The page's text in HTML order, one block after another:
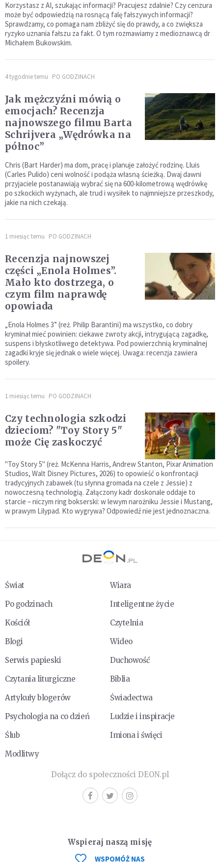
Korzystasz z AI, szukając informacji? Pracujesz zdalnie? Czy cenzura
może być odpowiedzią na rosnącą falę fałszywych informacji?
Sprawdzamy, co pomaga nam zbliżyć się do prawdy, a co zwiększa
ryzyko uznania fałszu za fakt. O tym rozmawiamy z medioznawcą dr
Michałem Bukowskim.
4 tygodnie temu PO GODZINACH
Jak mężczyźni mówią o
emocjach? Recenzja
najnowszego filmu Barta
Schrijvera „Wędrówka na
północ”
Chris (Bart Harder) ma dom, pracę i planuje założyć rodzinę. Lluis
(Carles Pulido) ceni wolność i podąża własną ścieżką. Dwaj dawni
przyjaciele postanawiają wybrać się na 600-kilometrową wędrówkę
po szkockich wyżynach, ale trud i wysiłek to najmniejsze przeszkody,
jakie na nich czekają.
1 miesiąc temu PO GODZINACH
Recenzja najnowszej
części „Enola Holmes”.
Mało kto dostrzega, o
czym film naprawdę
opowiada
„Enola Holmes 3” (reż. Philip Barantini) ma wszystko, co dobry
kryminał mieć powinien: ciekawe zwroty akcji, intrygującą zagadkę,
suspens i błyskotliwego detektywa. Pod powierzchnią kryminalnej
zagadki kryje się jednak o wiele więcej. Uwaga: recenzja zawiera
spoilery.
1 miesiąc temu PO GODZINACH
Czy technologia szkodzi
dzieciom? "Toy Story 5"
może Cię zaskoczyć
"Toy Story 5" (reż. McKenna Harris, Andrew Stanton, Pixar Animation
Studios, Walt Disney Pictures, 2026) to opowieść o konfrontacji
tradycyjnych zabawek (tu słynna gromada na czele z Jessie) z
nowoczesną technologią. Załączony kadr doskonale oddaje to
starcie – niczym ring bokserski: w lewym narożniku Jessie i Mustang,
w prawym Lilypad. Kto wygrywa? Odpowiedź nie jest jednoznaczna.
Świat
Wiara
Po godzinach
Inteligentne życie
Kościół
Czytelnia
Blogi
Wideo
Serwis papieski
Duchowość
Czytania liturgiczne
Biblia
Artykuły blogerów
Świadectwa
Psychologia na co dzień
Ludzie i inspiracje
Ślub
Imiona i święci
Modlitwy
Dołącz do społeczności DEON.pl
Wspieraj naszą misję
WSPOMÓŻ NAS